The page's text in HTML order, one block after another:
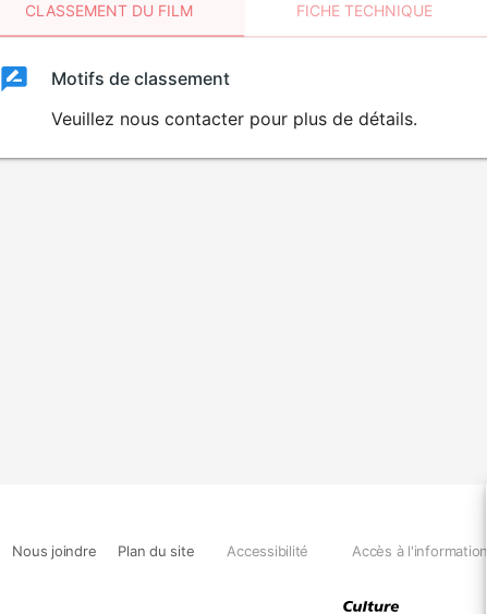
CLASSEMENT DU FILM FICHE TECHNIQUE
ClassementClassement
Motifs de classement
Veuillez nous contacter pour plus de détails.
Nous joindre Plan du site Accessibilité Accès à l'information